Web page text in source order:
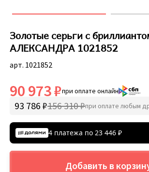
Золотые серьги с
АЛЕКСАНДРА 1021852
арт. 1021852
90 973 ₽при оплате онлайн
93 786 ₽156 310 ₽при оплате любым
4 платежа по 23 446 ₽
Добавить в